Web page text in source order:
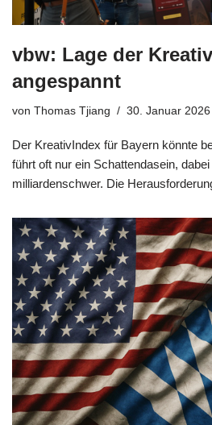
vbw: Lage der
angespannt
von Thomas Tjiang 30. Januar 2026
Der KreativIndex für Bayern könnte
führt oft nur ein Schattendasein,
milliardenschwer. Die